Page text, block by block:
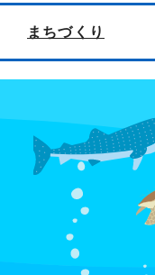
まちづくり